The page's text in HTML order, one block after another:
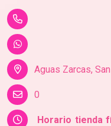
Aguas Zarcas,
0
Horario tienda